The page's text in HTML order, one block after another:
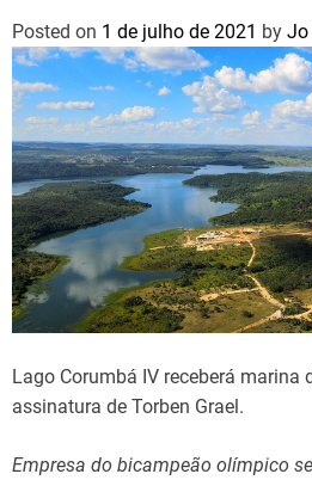
Posted on 1 de julho de 2021 by Jo
Lago Corumbá IV receberá marina
assinatura de Torben Grael.
Empresa do bicampeão olímpico